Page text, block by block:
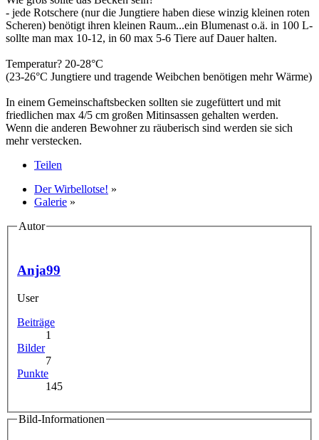
- jede Rotschere (nur die Jungtiere haben diese winzig kleinen roten
Scheren) benötigt ihren kleinen Raum...ein Blumenast o.ä. in 100 L-
sollte man max 10-12, in 60 max 5-6 Tiere auf Dauer halten.
Temperatur? 20-28°C
(23-26°C Jungtiere und tragende Weibchen benötigen mehr Wärme)
In einem Gemeinschaftsbecken sollten sie zugefüttert und mit
friedlichen max 4/5 cm großen Mitinsassen gehalten werden.
Wenn die anderen Bewohner zu räuberisch sind werden sie sich
mehr verstecken.
Teilen
Der Wirbellotse! »
Galerie »
Autor
Anja99
User
Beiträge
1
Bilder
7
Punkte
145
Bild-Informationen